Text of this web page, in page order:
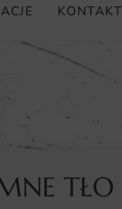
KONTAKT
TŁO